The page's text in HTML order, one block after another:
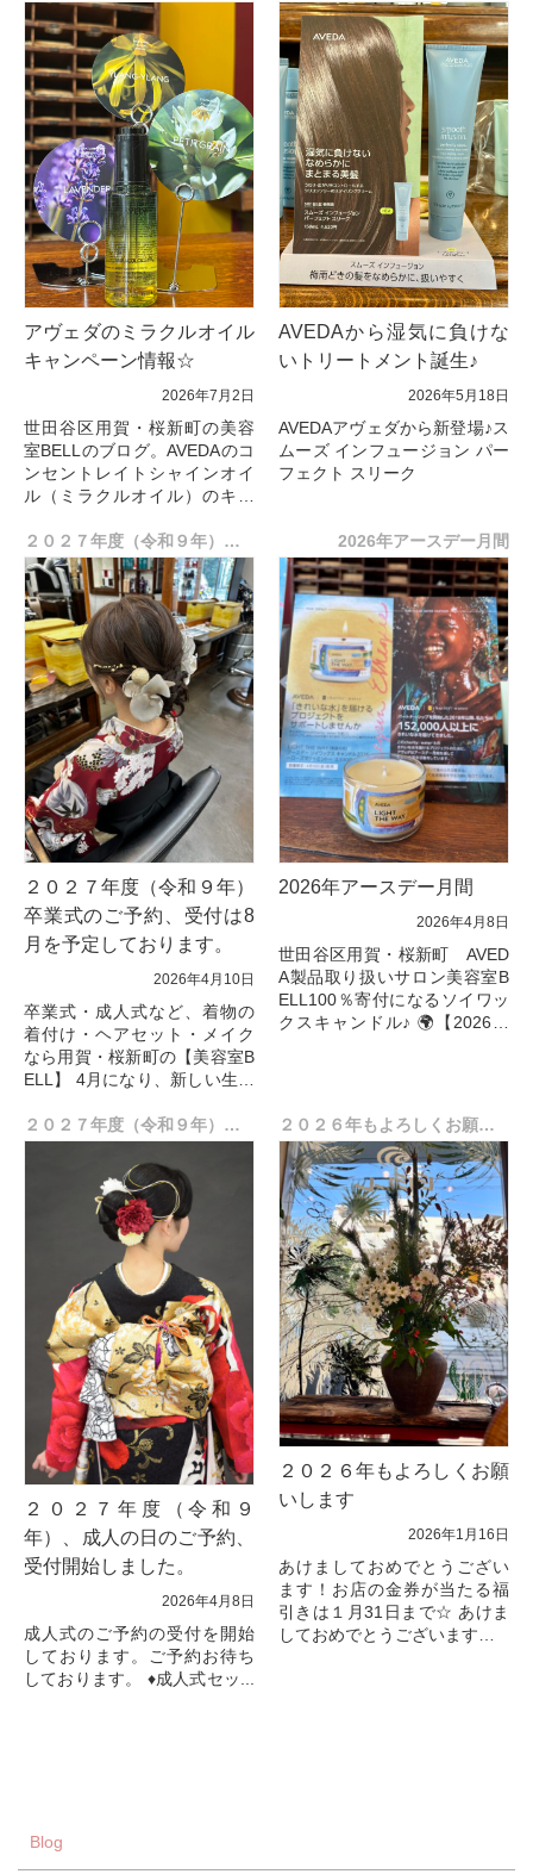
アヴェダのミラクルオイル
キャンペーン情報☆
2026年7月2日
世田谷区用賀・桜新町の美容
室BELLのブログ。AVEDAのコ
ンセントレイトシャインオイ
ル（ミラクルオイル）のキャ
しています！ 大好評のコンセ
ントレー...
AVEDAから湿気に負けな
いトリートメント誕生♪
2026年5月18日
AVEDAアヴェダから新登場♪ス
ムーズ インフュージョン パー
フェクト スリーク
インフュージョン パーフェク
ト スリーク」
は、梅雨時のうねりや広...
２０２７年度（令和９年）卒業式のご予約、受付は8月を予定しております。
２０２７年度（令和９年）
卒業式のご予約、受付は8
月を予定しております。
2026年4月10日
卒業式・成人式など、着物の
着付け・ヘアセット・メイク
なら用賀・桜新町の【美容室B
ELL】 4月になり、新しい生活
いででしょうか？
今年もたくさんの卒業生のご
2026年アースデー月間
2026年アースデー月間
2026年4月8日
世田谷区用賀・桜新町 AVED
A製品取り扱いサロン美容室B
ELL100％寄付になるソイワッ
クスキャンドル♪ 🌍【2026年
２０２７年度（令和９年）、成人の日のご予約、受付開始しました。
２０２７年度（令和９
年）、成人の日のご予約、
受付開始しました。
2026年4月8日
成人式のご予約の受付を開始
しております。ご予約お待ち
しております。 ♦成人式セッ...
２０２６年もよろしくお願いします
２０２６年もよろしくお願
いします
2026年1月16日
あけましておめでとうござい
ます！お店の金券が当たる福
引きは１月31日まで☆ あけま
しておめでとうございます。
Blog